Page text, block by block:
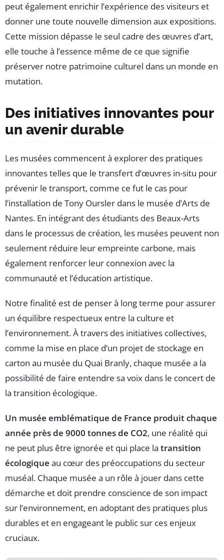
peut également enrichir l’expérience des visiteurs et
donner une toute nouvelle dimension aux expositions.
Cette mission dépasse le seul cadre des œuvres d’art,
elle touche à l’essence même de ce que signifie
préserver notre patrimoine culturel dans un monde en
mutation.
Des initiatives innovantes pour
un avenir durable
Les musées commencent à explorer des pratiques
innovantes telles que le transfert d’œuvres in-situ pour
prévenir le transport, comme ce fut le cas pour
l’installation de Tony Oursler dans le musée d’Arts de
Nantes. En intégrant des étudiants des Beaux-Arts
dans le processus de création, les musées peuvent non
seulement réduire leur empreinte carbone, mais
également renforcer leur connexion avec la
communauté et l’éducation artistique.
Notre finalité est de penser à long terme pour assurer
un équilibre respectueux entre la culture et
l’environnement. À travers des initiatives collectives,
comme la mise en place d’un projet de stockage en
carton au musée du Quai Branly, chaque musée a la
possibilité de faire entendre sa voix dans le concert de
la transition écologique.
Un musée emblématique de France produit chaque
année près de 9000 tonnes de CO2, une réalité qui
ne peut plus être ignorée et qui place la transition
écologique au cœur des préoccupations du secteur
muséal. Chaque musée a un rôle à jouer dans cette
démarche et doit prendre conscience de son impact
sur l’environnement, en adoptant des pratiques plus
durables et en engageant le public sur ces enjeux
cruciaux.